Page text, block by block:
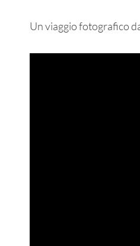
Un viaggio fotografico